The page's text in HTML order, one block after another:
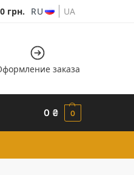
грн. RU UA
заказа
0 ₴ 0